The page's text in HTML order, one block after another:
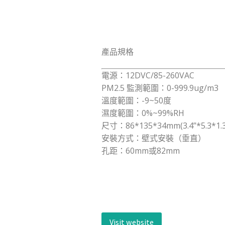
產品規格
電源：12DVC/85-260VAC
PM2.5 監測範圍：0-999.9ug/m3
溫度範圍：-9~50度
濕度範圍：0%~99%RH
尺寸：
安裝方式：壁式安裝（垂直）
孔距：60mm或82mm
Visit website